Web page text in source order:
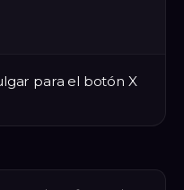
para el botón X